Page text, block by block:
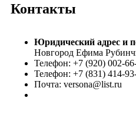
Контакты
Юридический адрес и
Новгород Ефима
Телефон: +7 (920) 002-
Телефон: +7 (831) 414-
Почта: versona@list.ru